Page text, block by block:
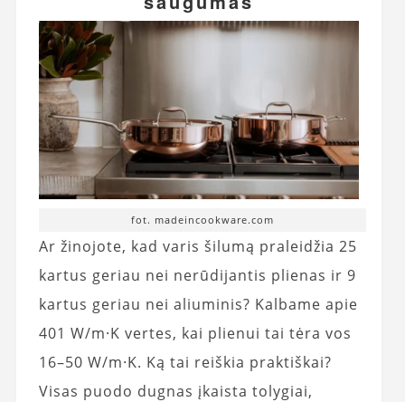
fot. madeincookware.com
Ar žinojote, kad varis šilumą praleidžia 25
kartus geriau nei nerūdijantis plienas ir 9
kartus geriau nei aliuminis? Kalbame apie
401 W/m·K vertes, kai plienui tai tėra vos
16–50 W/m·K. Ką tai reiškia praktiškai?
Visas puodo dugnas įkaista tolygiai,